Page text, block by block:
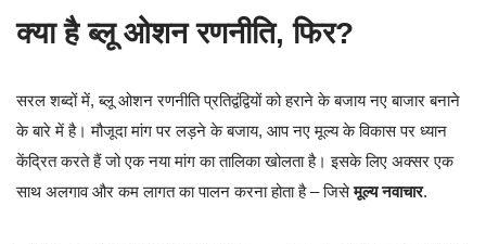
क्या है ब्लू ओशन रणनीति, फिर?
सरल शब्दों में, ब्लू ओशन रणनीति प्रतिद्वंद्वियों को हराने के बजाय नए बाजार बनाने
के बारे में है। मौजूदा मांग पर लड़ने के बजाय, आप नए मूल्य के विकास पर ध्यान
केंद्रित करते हैं जो एक नया मांग का तालिका खोलता है। इसके लिए अक्सर एक
साथ अलगाव और कम लागत का पालन करना होता है – जिसेमूल्य नवाचार.